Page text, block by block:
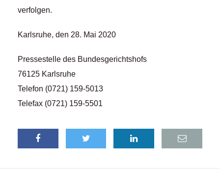
verfolgen.
Karlsruhe, den 28. Mai 2020
Pressestelle des Bundesgerichtshofs
76125 Karlsruhe
Telefon (0721) 159-5013
Telefax (0721) 159-5501